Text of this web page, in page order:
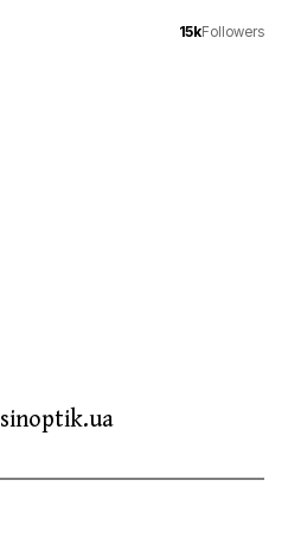
15kFollowers
sinoptik.ua